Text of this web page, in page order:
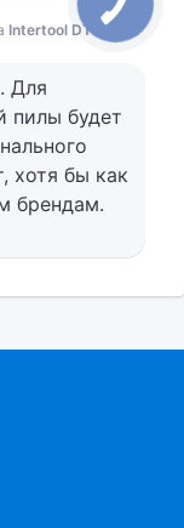
Intertool DT-0625
Для
пилы будет
хотя бы как
брендам.